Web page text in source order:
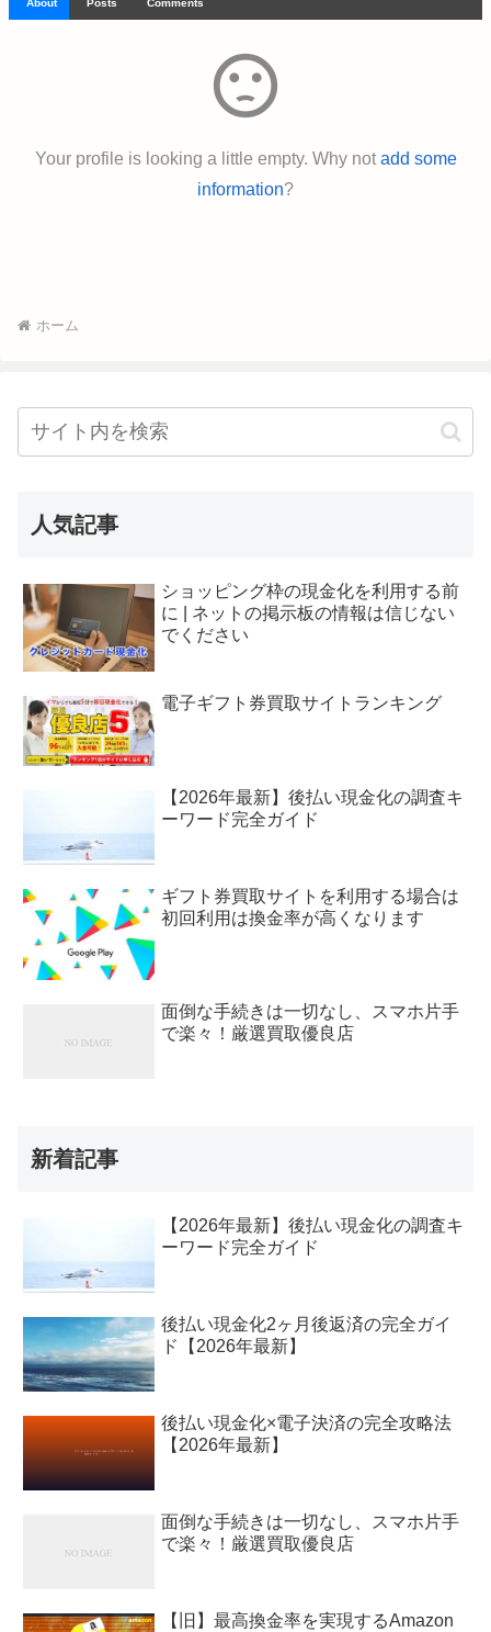
About Posts Comments
sentiment_dissatisfied
Your profile is looking a little empty. Why not add some
information?
ホーム
人気記事
ショッピング枠の現金化を利用する前
に | ネットの掲示板の情報は信じない
でください
電子ギフト券買取サイトランキング
【2026年最新】後払い現金化の調査キ
ーワード完全ガイド
ギフト券買取サイトを利用する場合は
初回利用は換金率が高くなります
面倒な手続きは一切なし、スマホ片手
で楽々！厳選買取優良店
新着記事
【2026年最新】後払い現金化の調査キ
ーワード完全ガイド
後払い現金化2ヶ月後返済の完全ガイ
ド【2026年最新】
後払い現金化×電子決済の完全攻略法
【2026年最新】
面倒な手続きは一切なし、スマホ片手
で楽々！厳選買取優良店
【旧】最高換金率を実現するAmazon